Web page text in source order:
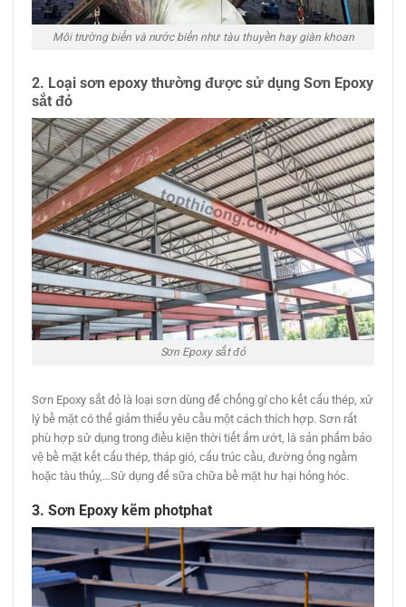
Môi trường biển và nước biển như tàu thuyền hay giàn khoan
2. Loại sơn epoxy thường được sử dụng Sơn Epoxy
sắt đỏ
Sơn Epoxy sắt đỏ
Sơn Epoxy sắt đỏ là loại sơn dùng để chống gỉ cho kết cấu thép, xử
lý bề mặt có thể giảm thiểu yêu cầu một cách thích hợp. Sơn rất
phù hợp sử dụng trong điều kiện thời tiết ẩm ướt, là sản phẩm bảo
vệ bề mặt kết cấu thép, tháp gió, cấu trúc cầu, đường ống ngầm
hoặc tàu thủy,…Sử dụng để sữa chữa bề mặt hư hại hỏng hóc.
3. Sơn Epoxy kẽm photphat